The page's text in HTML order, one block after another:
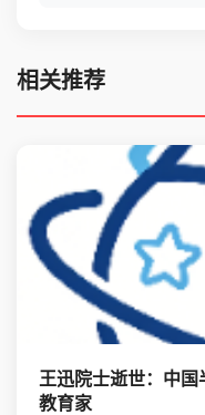
相关推荐
王迅院士逝世：中
教育家